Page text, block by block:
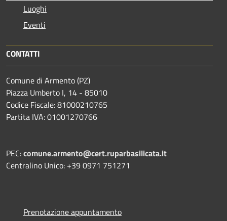
Luoghi
Eventi
CONTATTI
Comune di Armento (PZ)
Piazza Umberto I, 14 - 85010
Codice Fiscale: 81000210765
Partita IVA: 01001270766
PEC:comune.armento@cert.ruparbasilicata.it
Centralino Unico: +39 0971 751271
Prenotazione appuntamento